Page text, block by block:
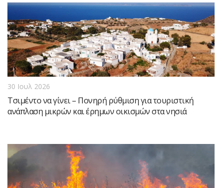
30 Ιουλ 2026
Τσιμέντο να γίνει – Πονηρή ρύθμιση για τουριστική
ανάπλαση μικρών και έρημων οικισμών στα νησιά